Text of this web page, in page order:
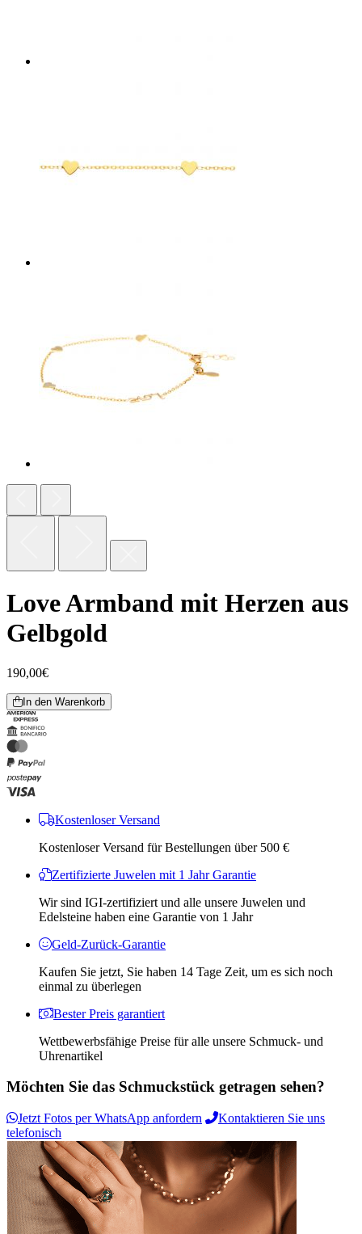
Love Armband mit Herzen aus
Gelbgold
190,00€
In den Warenkorb
Kostenloser Versand
Kostenloser Versand für Bestellungen über 500 €
Zertifizierte Juwelen mit 1 Jahr Garantie
Wir sind IGI-zertifiziert und alle unsere Juwelen und
Edelsteine ​​haben eine Garantie von 1 Jahr
Geld-Zurück-Garantie
Kaufen Sie jetzt, Sie haben 14 Tage Zeit, um es sich noch
einmal zu überlegen
Bester Preis garantiert
Wettbewerbsfähige Preise für alle unsere Schmuck- und
Uhrenartikel
Möchten Sie das Schmuckstück getragen sehen?
Jetzt Fotos per WhatsApp anfordern
Kontaktieren Sie uns
telefonisch